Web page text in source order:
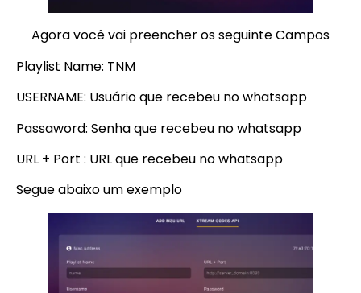
Agora você vai preencher os seguinte Campos
Playlist Name: TNM
USERNAME: Usuário que recebeu no whatsapp
Passaword: Senha que recebeu no whatsapp
URL + Port : URL que recebeu no whatsapp
Segue abaixo um exemplo